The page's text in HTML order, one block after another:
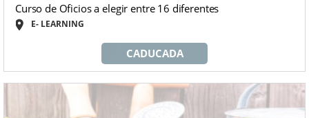
Curso de Oficios a elegir entre 16 diferentes
E- LEARNING
CADUCADA